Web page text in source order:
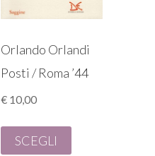
Orlando Orlandi
Posti / Roma ’44
€ 10,00
SCEGLI